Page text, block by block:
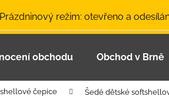
režim: otevřeno a
obchodu Obchod v Brně
čepice Šedé dětské
Co potřebujete najít?